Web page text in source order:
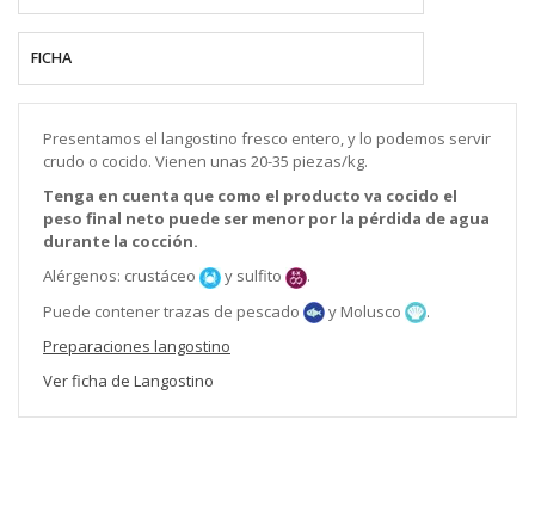
FICHA
Presentamos el langostino fresco entero, y lo podemos servir
crudo o cocido. Vienen unas 20-35 piezas/kg.
Tenga en cuenta que como el producto va cocido el
peso final neto puede ser menor por la pérdida de agua
durante la cocción.
Alérgenos: crustáceo
y sulfito
.
Puede contener trazas de pescado
y Molusco
.
Preparaciones langostino
Ver ficha de Langostino